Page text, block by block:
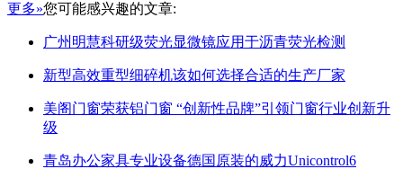
更多»您可能感兴趣的文章:
广州明慧科研级荧光显微镜应用于沥青荧光检测
新型高效重型细碎机该如何选择合适的生产厂家
美阁门窗荣获铝门窗 “创新性品牌”引领门窗行业创新升
级
青岛办公家具专业设备德国原装的威力Unicontrol6